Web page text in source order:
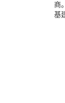
商
基